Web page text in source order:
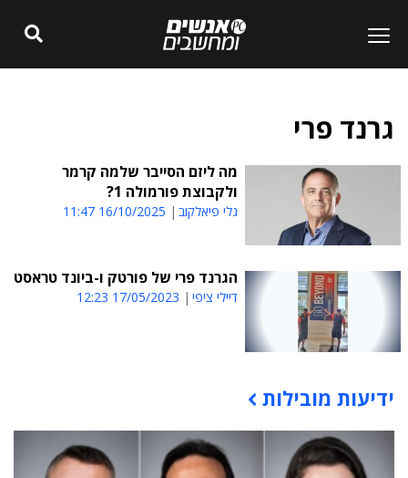
גרנד פרי
מה ליזם הסייבר שלמה קרמר
ולקבוצת פורמולה 1?
גלי פיאלקוב 16/10/2025 11:47
הגרנד פרי של פורטק ו-ביונד טראסט
דיילי ציפי 17/05/2023 12:23
תוכן פרסומי
ידיעות מובילות